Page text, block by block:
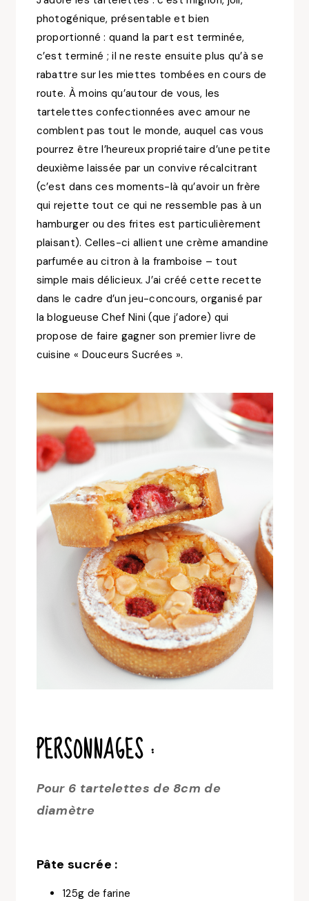
photogénique, présentable et bien
proportionné : quand la part est terminée,
c’est terminé ; il ne reste ensuite plus qu’à se
rabattre sur les miettes tombées en cours de
route. À moins qu’autour de vous, les
tartelettes confectionnées avec amour ne
comblent pas tout le monde, auquel cas vous
pourrez être l’heureux propriétaire d’une petite
deuxième laissée par un convive récalcitrant
(c’est dans ces moments-là qu’avoir un frère
qui rejette tout ce qui ne ressemble pas à un
hamburger ou des frites est particulièrement
plaisant). Celles-ci allient une crème amandine
parfumée au citron à la framboise – tout
simple mais délicieux. J’ai créé cette recette
dans le cadre d’un jeu-concours, organisé par
la blogueuse Chef Nini (que j’adore) qui
propose de faire gagner son premier livre de
cuisine « Douceurs Sucrées ».
PERSONNAGES :
Pour 6 tartelettes de 8cm de
diamètre
Pâte sucrée :
125g de farine